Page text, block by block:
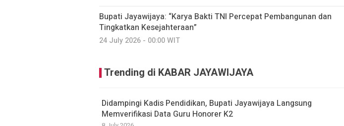
Bupati Jayawijaya: “Karya Bakti TNI Percepat Pembangunan dan
Tingkatkan Kesejahteraan”
24 July 2026 - 00:00 WIT
Trending di KABAR JAYAWIJAYA
Didampingi Kadis Pendidikan, Bupati Jayawijaya Langsung
Memverifikasi Data Guru Honorer K2